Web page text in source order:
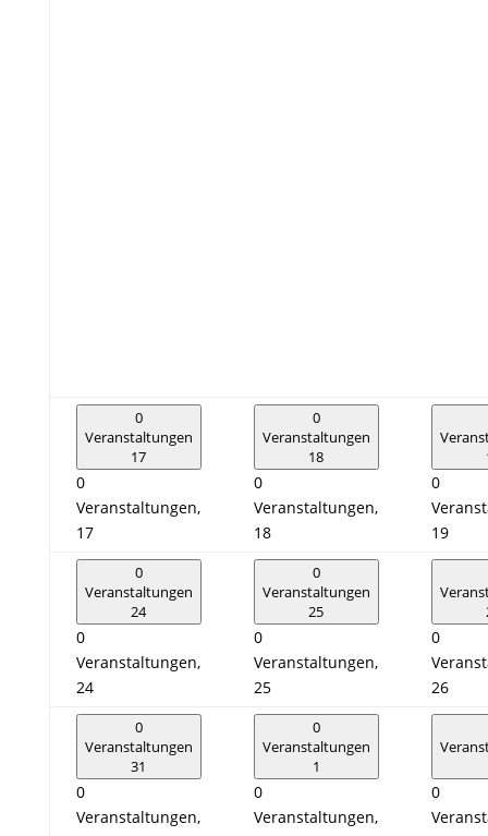
0
Veranstaltungen
17
0
Veranstaltungen,
17
0
Veranstaltungen
18
0
Veranstaltungen,
18
0
19
0
Veranstaltungen
24
0
Veranstaltungen,
24
0
Veranstaltungen
25
0
Veranstaltungen,
25
0
26
0
Veranstaltungen
31
0
Veranstaltungen,
0
Veranstaltungen
1
0
Veranstaltungen,
0